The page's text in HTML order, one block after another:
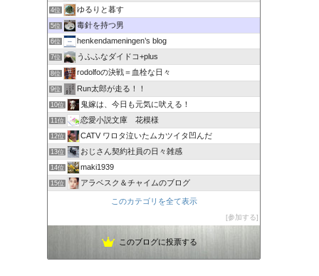
4位 ゆるりと暮す
5位 毒針を持つ男
6位 henkendameningen’s blog
7位 うふふなダイドコ+plus
8位 rodolfoの決戦＝血栓な日々
9位 Run太郎が走る！！
10位 鬼嫁は、今日も元気に吠える！
11位 恋愛小説文庫 花模様
12位 CATV ワロタ泣いたムカツイタ凹んだ
13位 おじさん契約社員の日々雑感
14位 maki1939
15位 アラベスク＆チャイムのブログ
このカテゴリを全て表示
参加する
このブログに投票する